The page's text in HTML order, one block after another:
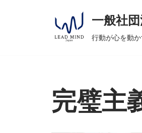
一般社
行動が心を動か
完璧主